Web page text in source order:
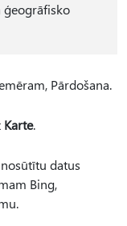
ģeogrāfisko
Pārdošana.
Karte.
datus
Bing,